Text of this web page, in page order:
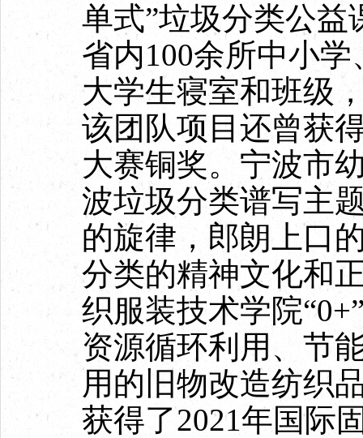
单式”垃圾分类公
省内100余所中小
大学生寝室和班级
该团队项目还曾获
大赛铜奖。宁波市
波垃圾分类谱写主
的旋律，郎朗上口
分类的精神文化和
织服装技术学院
资源循环利用、节
用的旧物改造纺织
获得了2021年国际